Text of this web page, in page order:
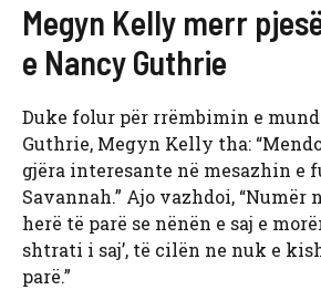
Megyn Kelly merr
e Nancy Guthrie
Duke folur për rrëmbimin e
Guthrie, Megyn Kelly tha:
gjëra interesante në mesazhin e
Savannah.” Ajo vazhdoi, “Numër
herë të parë se nënën e saj e
shtrati i saj’, të cilën ne nuk e
parë.”